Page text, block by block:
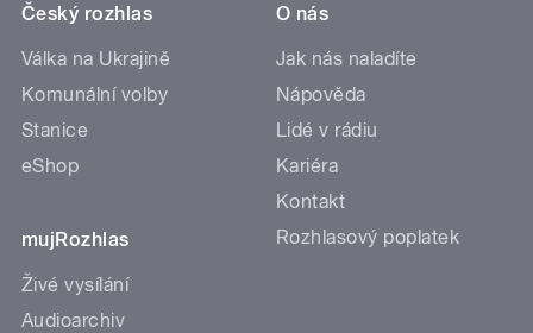
Český rozhlas
Válka na Ukrajině
Komunální volby
Stanice
eShop
mujRozhlas
Živé vysílání
Audioarchiv
O nás
Jak nás naladíte
Nápověda
Lidé v rádiu
Kariéra
Kontakt
Rozhlasový poplatek